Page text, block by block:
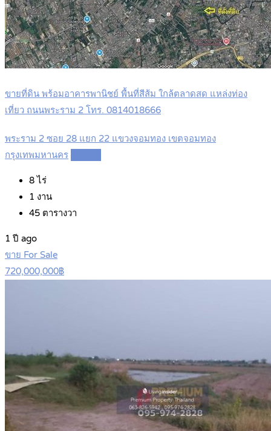
ขายที่ดิน พร้อมอาคารพานิชย์ พื้นที่สีส้ม ใกล้ตลาดสด แหล่งท่อง
เที่ยว ถนนพระราม 2 โทร. 0814018666
พระราม 2 ซอย 28 แยก 22 แขวงจอมทอง เขตจอมทอง
กรุงเทพมหานคร
8 ไร่
1 งาน
45 ตารางวา
1 ปี ago
ขาย For Sale
720,000,000฿